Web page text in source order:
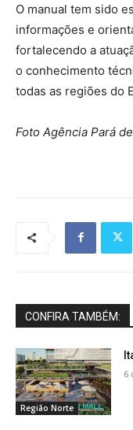
O manual tem sido
informações e
fortalecendo a
o conhecimento
todas as regiões do
Foto Agência Pará
CONFIRA TAMBÉM:
Região Norte
6